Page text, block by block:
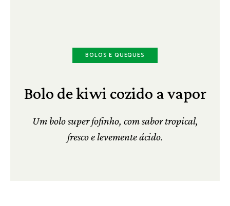
BOLOS E QUEQUES
Bolo de kiwi cozido a vapor
Um bolo super fofinho, com sabor tropical,
fresco e levemente ácido.